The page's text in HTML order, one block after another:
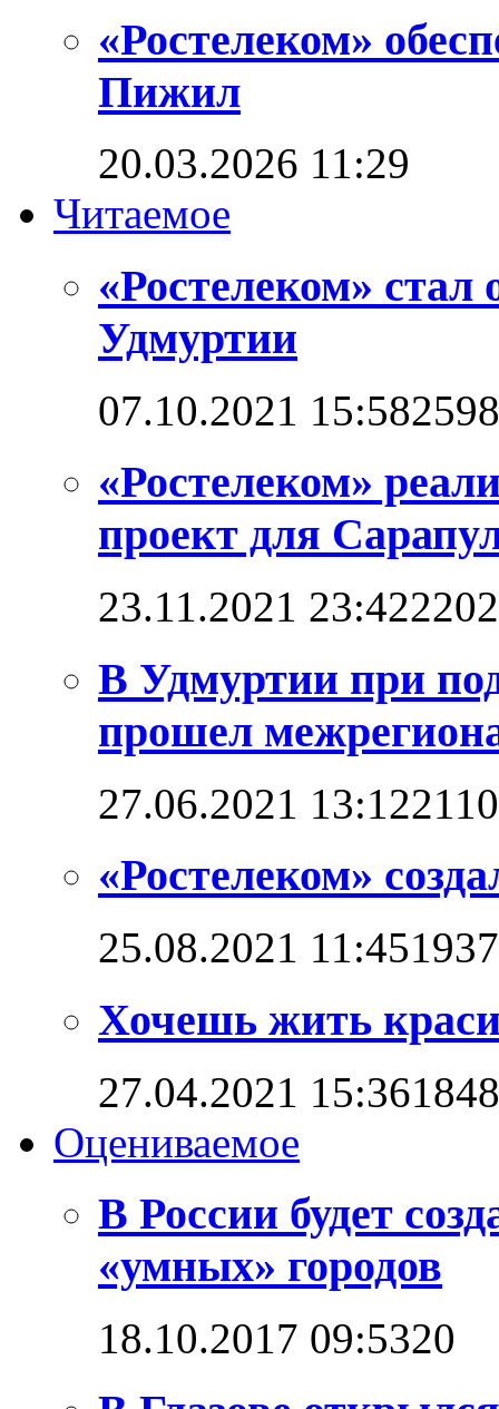
«Ростелеком»
Пижил
20.03.2026 11:29
Читаемое
«Ростелеком» стал
Удмуртии
07.10.2021 15:58
«Ростелеком»
проект для
23.11.2021 23:42
В Удмуртии при
прошел
27.06.2021 13:12
«Ростелеком»
25.08.2021 11:45
Хочешь жить
27.04.2021 15:36
Оцениваемое
В России будет
«умных» городов
18.10.2017 09:5320